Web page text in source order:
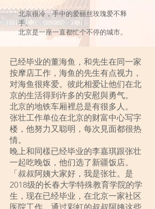
北京很冷，手中的爱丽丝玫瑰爱不释
手。
北京是一座一直都忙个不停的城市。
已经毕业的董海鱼，和先生在同一家
按摩店工作，海鱼的先生有点视力，
对海鱼很疼爱。彼此相爱让他们在北
京的生活得到许多的安慰與勇气。
北京的地铁车厢裡总是有很多人。
张壮工作单位在北京的财富中心写字
楼，他努力又聪明，每次見面都很热
情。
晚上和同樣已经毕业的李嘉琪跟张壮
一起吃晚饭，他们选了新疆饭店。
「叔叔阿姨大家好，我是张壮。是
2018级的长春大学特殊教育学院的学
生，现在已经毕业，在北京一家社区
医院工作。通过彩虹的叔叔阿姨这些